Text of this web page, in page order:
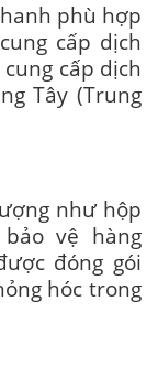
phù hợp
cấp dịch
cấp dịch
Tây (Trung
như hộp
vệ hàng
đóng gói
hóc trong